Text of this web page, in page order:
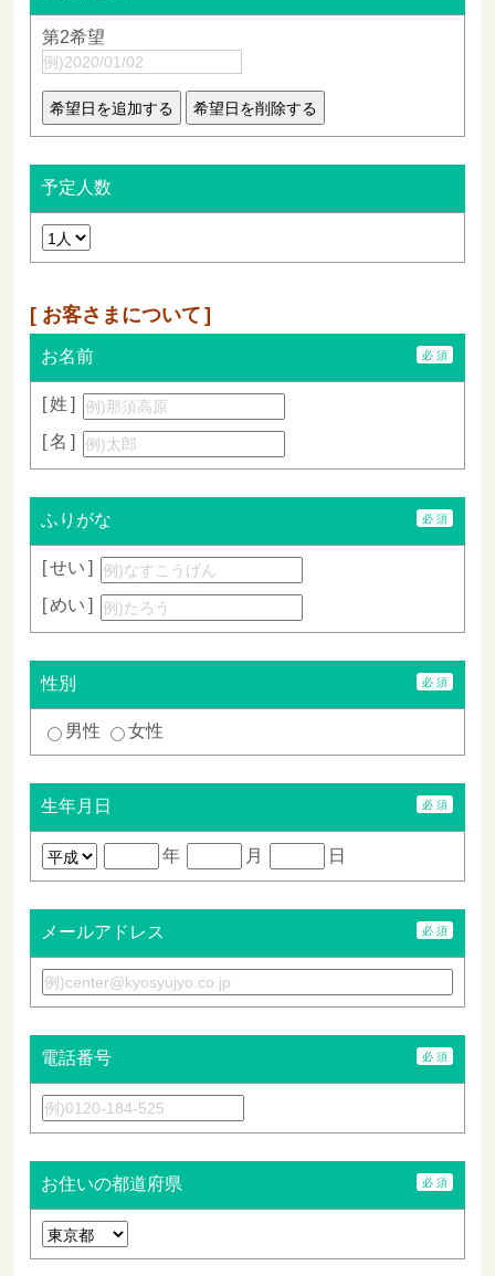
第2希望
予定人数
お客さまについて
お名前
姓
名
ふりがな
せい
めい
性別
男性 女性
生年月日
年 月 日
メールアドレス
電話番号
お住いの都道府県